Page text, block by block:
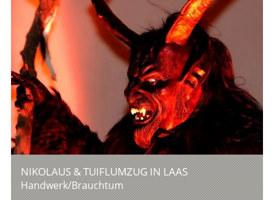
NIKOLAUS & TUIFLUMZUG IN LAAS
Handwerk/Brauchtum